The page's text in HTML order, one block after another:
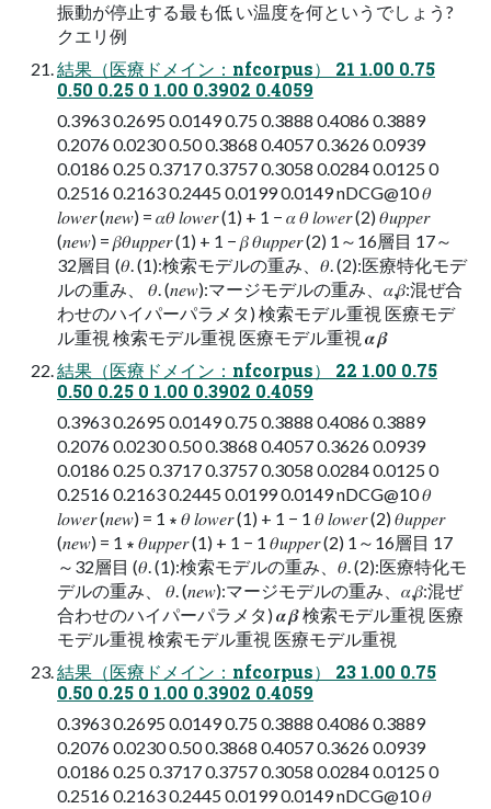
振動が停止する最も低 い温度を何というでしょう?
クエリ例
結果（医療ドメイン：nfcorpus） 21 1.00 0.75
0.50 0.25 0 1.00 0.3902 0.4059
0.3963 0.2695 0.0149 0.75 0.3888 0.4086 0.3889
0.2076 0.0230 0.50 0.3868 0.4057 0.3626 0.0939
0.0186 0.25 0.3717 0.3757 0.3058 0.0284 0.0125 0
0.2516 0.2163 0.2445 0.0199 0.0149 nDCG@10 𝜃
𝑙𝑜𝑤𝑒𝑟 (𝑛𝑒𝑤) = 𝛼𝜃 𝑙𝑜𝑤𝑒𝑟 (1) + 1 − 𝛼 𝜃 𝑙𝑜𝑤𝑒𝑟 (2) 𝜃𝑢𝑝𝑝𝑒𝑟
(𝑛𝑒𝑤) = 𝛽𝜃𝑢𝑝𝑝𝑒𝑟 (1) + 1 − 𝛽 𝜃𝑢𝑝𝑝𝑒𝑟 (2) 1～16層目 17～
32層目 (𝜃. (1):検索モデルの重み、𝜃. (2):医療特化モデ
ルの重み、 𝜃. (𝑛𝑒𝑤):マージモデルの重み、𝛼,𝛽:混ぜ合
わせのハイパーパラメタ) 検索モデル重視 医療モデ
ル重視 検索モデル重視 医療モデル重視 𝜶 𝜷
結果（医療ドメイン：nfcorpus） 22 1.00 0.75
0.50 0.25 0 1.00 0.3902 0.4059
0.3963 0.2695 0.0149 0.75 0.3888 0.4086 0.3889
0.2076 0.0230 0.50 0.3868 0.4057 0.3626 0.0939
0.0186 0.25 0.3717 0.3757 0.3058 0.0284 0.0125 0
0.2516 0.2163 0.2445 0.0199 0.0149 nDCG@10 𝜃
𝑙𝑜𝑤𝑒𝑟 (𝑛𝑒𝑤) = 1 ∗ 𝜃 𝑙𝑜𝑤𝑒𝑟 (1) + 1 − 1 𝜃 𝑙𝑜𝑤𝑒𝑟 (2) 𝜃𝑢𝑝𝑝𝑒𝑟
(𝑛𝑒𝑤) = 1 ∗ 𝜃𝑢𝑝𝑝𝑒𝑟 (1) + 1 − 1 𝜃𝑢𝑝𝑝𝑒𝑟 (2) 1～16層目 17
～32層目 (𝜃. (1):検索モデルの重み、𝜃. (2):医療特化モ
デルの重み、 𝜃. (𝑛𝑒𝑤):マージモデルの重み、𝛼,𝛽:混ぜ
合わせのハイパーパラメタ) 𝜶 𝜷 検索モデル重視 医療
モデル重視 検索モデル重視 医療モデル重視
結果（医療ドメイン：nfcorpus） 23 1.00 0.75
0.50 0.25 0 1.00 0.3902 0.4059
0.3963 0.2695 0.0149 0.75 0.3888 0.4086 0.3889
0.2076 0.0230 0.50 0.3868 0.4057 0.3626 0.0939
0.0186 0.25 0.3717 0.3757 0.3058 0.0284 0.0125 0
0.2516 0.2163 0.2445 0.0199 0.0149 nDCG@10 𝜃